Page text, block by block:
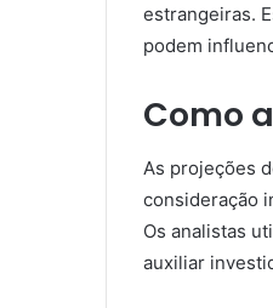
estrangeiras.
podem
Como
As projeções
consideração
Os analistas
auxiliar